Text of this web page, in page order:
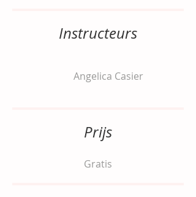
Instructeurs
Angelica Casier
Prijs
Gratis